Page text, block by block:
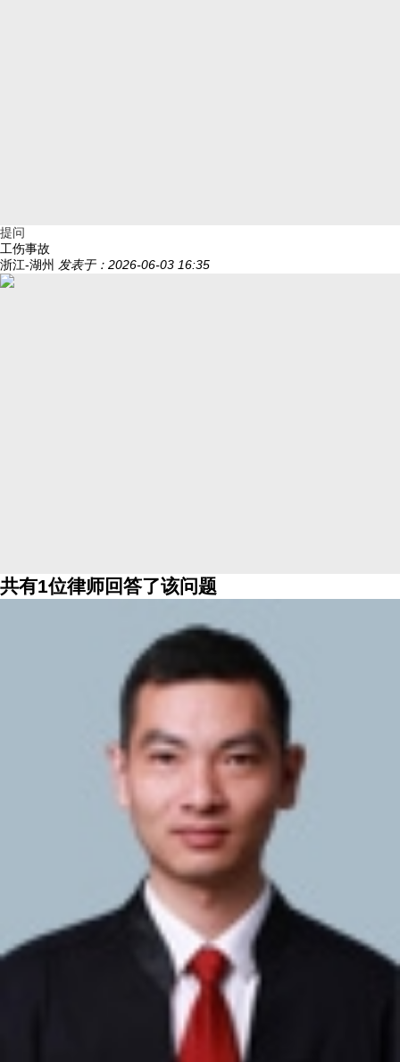
提问
工伤事故
浙江-湖州 发表于：2026-06-03 16:35
共有1位律师回答了该问题